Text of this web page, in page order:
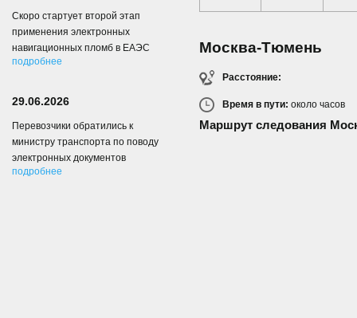
Москва-Тюмень
Расстояние:
Время в пути: около часов
Маршрут следования
Скоро стартует второй этап
применения электронных
навигационных пломб в ЕАЭС
подробнее
29.06.2026
Перевозчики обратились к
министру транспорта по поводу
электронных документов
подробнее